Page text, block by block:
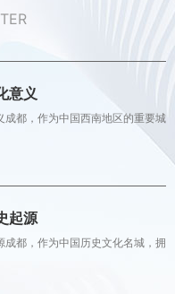
意义
成都，作为中国西南地区的重要城
起源
成都，作为中国历史文化名城，拥